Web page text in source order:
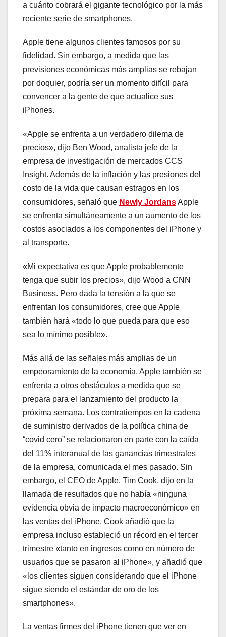
a cuánto cobrará el gigante tecnológico por la más
reciente serie de smartphones.
Apple tiene algunos clientes famosos por su
fidelidad. Sin embargo, a medida que las
previsiones económicas más amplias se rebajan
por doquier, podría ser un momento difícil para
convencer a la gente de que actualice sus
iPhones.
«Apple se enfrenta a un verdadero dilema de
precios», dijo Ben Wood, analista jefe de la
empresa de investigación de mercados CCS
Insight. Además de la inflación y las presiones del
costo de la vida que causan estragos en los
consumidores, señaló que Newly JordansApple
se enfrenta simultáneamente a un aumento de los
costos asociados a los componentes del iPhone y
al transporte.
«Mi expectativa es que Apple probablemente
tenga que subir los precios», dijo Wood a CNN
Business. Pero dada la tensión a la que se
enfrentan los consumidores, cree que Apple
también hará «todo lo que pueda para que eso
sea lo mínimo posible».
Más allá de las señales más amplias de un
empeoramiento de la economía, Apple también se
enfrenta a otros obstáculos a medida que se
prepara para el lanzamiento del producto la
próxima semana. Los contratiempos en la cadena
de suministro derivados de la política china de
“covid cero” se relacionaron en parte con la caída
del 11% interanual de las ganancias trimestrales
de la empresa, comunicada el mes pasado. Sin
embargo, el CEO de Apple, Tim Cook, dijo en la
llamada de resultados que no había «ninguna
evidencia obvia de impacto macroeconómico» en
las ventas del iPhone. Cook añadió que la
empresa incluso estableció un récord en el tercer
trimestre «tanto en ingresos como en número de
usuarios que se pasaron al iPhone», y añadió que
«los clientes siguen considerando que el iPhone
sigue siendo el estándar de oro de los
smartphones».
La ventas firmes del iPhone tienen que ver en